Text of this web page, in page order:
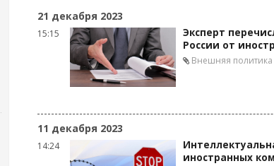
21 декабря 2023
15:15
Эксперт
России от
Внешняя политика
11 декабря 2023
14:24
иностранных